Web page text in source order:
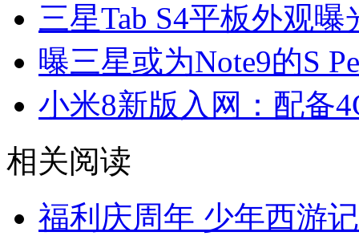
三星Tab S4平板外观
曝三星或为Note9的S
小米8新版入网：配备
相关阅读
福利庆周年 少年西游